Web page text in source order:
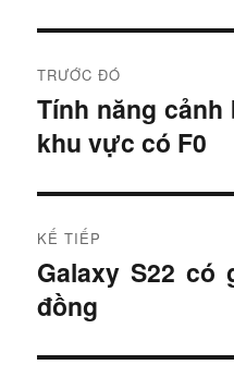
i
ề
u
h
ư
TRƯỚC ĐÓ
B
à
t
r
ư
ớ
c
:
Tính năng
khu vực có F0
KẾ TIẾP
B
à
t
Galaxy S22
đồng